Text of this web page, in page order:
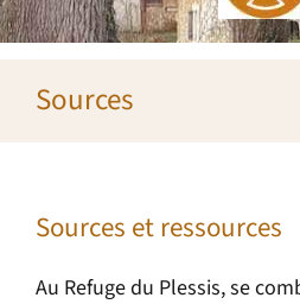
Sources
Sources et ressources
Au Refuge du Plessis, se